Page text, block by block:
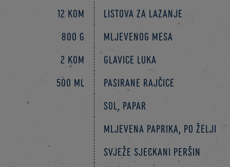
12 kom
listova za lazanje
800 g
mljevenog mesa
2 kom
glavice luka
500 ml
pasirane rajčice
sol, papar
mljevena paprika, po želji
Svježe sjeckani peršin